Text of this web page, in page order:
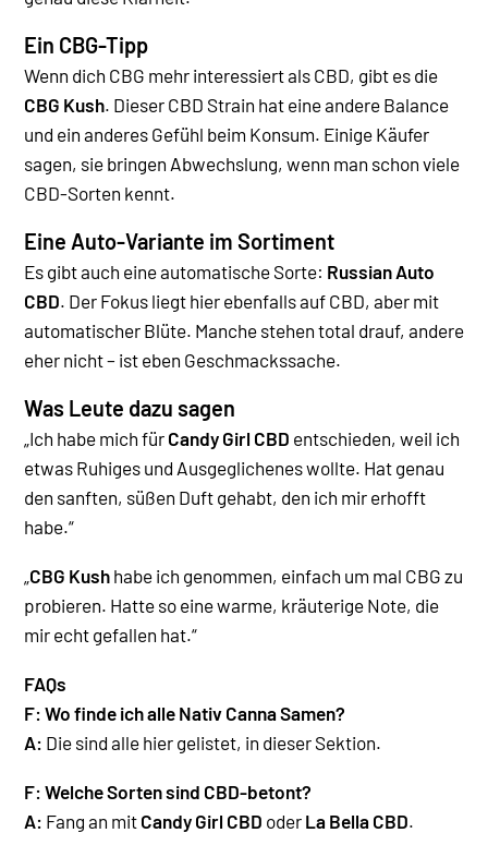
Ein CBG-Tipp
Wenn dich CBG mehr interessiert als CBD, gibt es die
CBG Kush. Dieser CBD Strain hat eine andere Balance
und ein anderes Gefühl beim Konsum. Einige Käufer
sagen, sie bringen Abwechslung, wenn man schon viele
CBD-Sorten kennt.
Eine Auto-Variante im Sortiment
Es gibt auch eine automatische Sorte: Russian Auto
CBD. Der Fokus liegt hier ebenfalls auf CBD, aber mit
automatischer Blüte. Manche stehen total drauf, andere
eher nicht – ist eben Geschmackssache.
Was Leute dazu sagen
„Ich habe mich für Candy Girl CBD entschieden, weil ich
etwas Ruhiges und Ausgeglichenes wollte. Hat genau
den sanften, süßen Duft gehabt, den ich mir erhofft
habe.“
„CBG Kush habe ich genommen, einfach um mal CBG zu
probieren. Hatte so eine warme, kräuterige Note, die
mir echt gefallen hat.“
FAQs
F: Wo finde ich alle Nativ Canna Samen?
A: Die sind alle hier gelistet, in dieser Sektion.
F: Welche Sorten sind CBD-betont?
A: Fang an mit Candy Girl CBD oder La Bella CBD.